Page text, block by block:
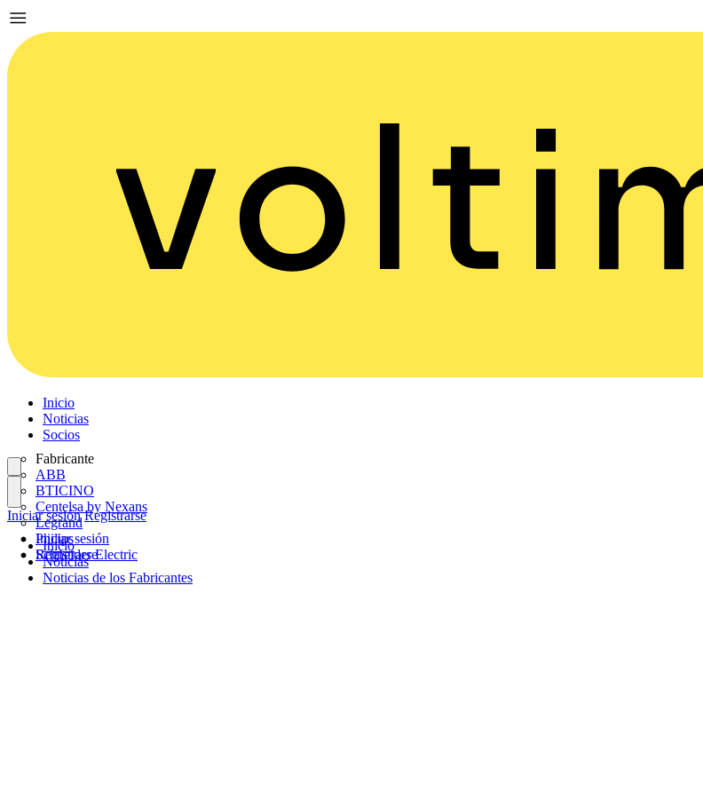
Inicio
Noticias
Socios
Fabricante
ABB
BTICINO
Centelsa by Nexans
Legrand
Philips
Schneider Electric
Iniciar sesión
Registrarse
Iniciar sesión Registrarse
Inicio
Noticias
Noticias de los Fabricantes